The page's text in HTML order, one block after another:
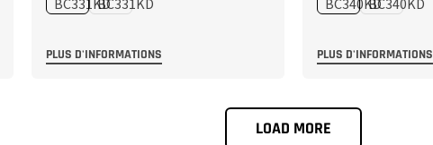
PLUS D'INFORMATIONS PLUS D'INFORMATIONS
LOAD MORE